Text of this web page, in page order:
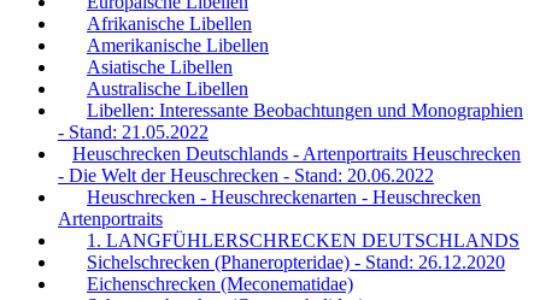
Afrikanische Libellen
Amerikanische Libellen
Asiatische Libellen
Australische Libellen
Libellen: Interessante Beobachtungen und Monographien
- Stand: 21.05.2022
Heuschrecken Deutschlands - Artenportraits Heuschrecken
- Die Welt der Heuschrecken - Stand: 20.06.2022
Heuschrecken - Heuschreckenarten - Heuschrecken
Artenportraits
1. LANGFÜHLERSCHRECKEN DEUTSCHLANDS
Sichelschrecken (Phaneropteridae) - Stand: 26.12.2020
Eichenschrecken (Meconematidae)